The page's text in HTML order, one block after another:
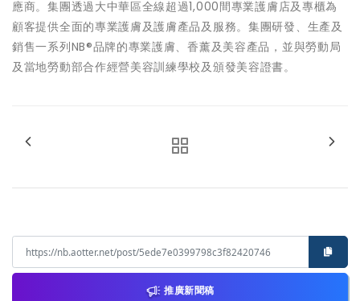
應商。集團透過大中華區全線超過1,000間專業護膚店及專櫃為
顧客提供全面的專業護膚及護膚產品及服務。集團研發、生產及
銷售一系列NB®品牌的專業護膚、香薰及美容產品，並與勞動局
及當地勞動部合作經營美容訓練學校及頒發美容證書。
推廣新聞稿